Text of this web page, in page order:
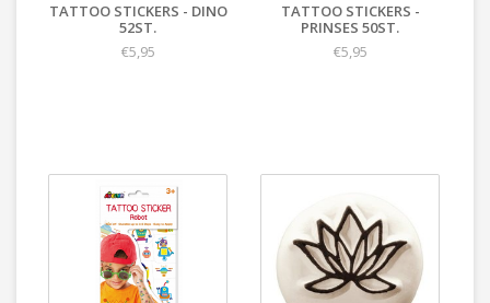
TATTOO STICKERS - DINO
52ST.
€5,95
TATTOO STICKERS -
PRINSES 50ST.
€5,95